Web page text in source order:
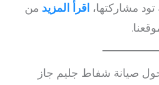
تود مشاركتها،اقرأ المزيد من